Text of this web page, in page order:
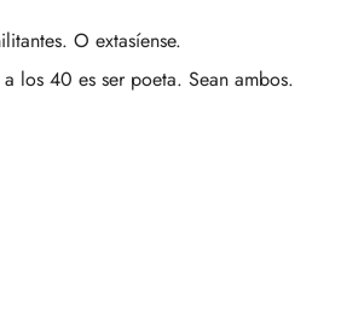
O extasíense.
los 40 es ser poeta. Sean ambos.